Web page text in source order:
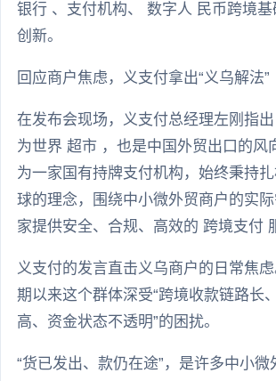
银行 、支付机构、 数字人 民币跨境基
创新。
回应商户焦虑，义支付拿出“义乌解法”
在发布会现场，义支付总经理左刚指
为世界 超市 ，也是中国外贸出口的风
为一家国有持牌支付机构，始终秉持
球的理念，围绕中小微外贸商户的实
家提供安全、合规、高效的 跨境支付
义支付的发言直击义乌商户的日常焦
期以来这个群体深受“跨境收款链路长
高、资金状态不透明”的困扰。
“货已发出、款仍在途”，是许多中小